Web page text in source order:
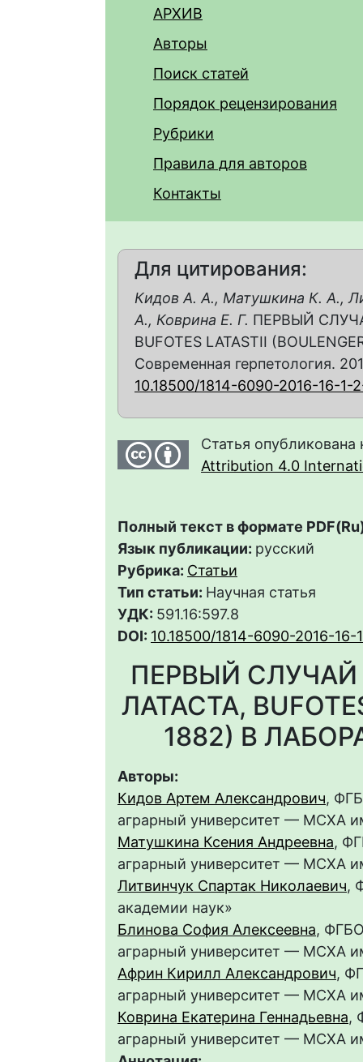
АРХИВ
Авторы
Поиск статей
Порядок рецензирования
Рубрики
Правила для авторов
Контакты
Для цитирования:
Кидов А. А., Матушкина К. А.,
А., Коврина Е. Г. ПЕРВЫЙ
BUFOTES LATASTII
Современная герпетология.
10.18500/1814-6090-2016-16-1-
Статья
Attribution 4.0
Полный текст в формате
Язык публикации: русский
Рубрика: Статьи
Тип статьи: Научная статья
УДК: 591.16:597.8
DOI: 10.18500/1814-6090-2016-16-
ПЕРВЫЙ
ЛАТАСТА,
1882) В
Авторы:
Кидов Артем Александрович,
аграрный университет — МСХА
Матушкина Ксения Андреевна,
аграрный университет — МСХА
Литвинчук Спартак Николаевич,
академии наук»
Блинова София Алексеевна,
аграрный университет — МСХА
Африн Кирилл Александрович,
аграрный университет — МСХА
Коврина Екатерина Геннадьевна,
аграрный университет — МСХА